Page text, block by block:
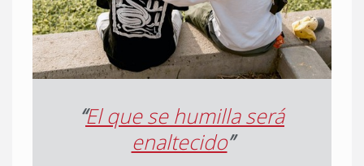
“El que se humilla será
enaltecido”